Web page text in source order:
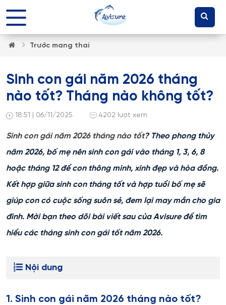
Trước mang thai
Sinh con gái năm 2026 tháng
nào tốt? Tháng nào không tốt?
18:51 | 06/11/2025 4202 lượt xem
Sinh con gái năm 2026 tháng nào tốt? Theo phong thủy
năm 2026, bố mẹ nên sinh con gái vào tháng 1, 3, 6, 8
hoặc tháng 12 để con thông minh, xinh đẹp và hòa đồng.
Kết hợp giữa sinh con tháng tốt và hợp tuổi bố mẹ sẽ
giúp con có cuộc sống suôn sẻ, đem lại may mắn cho gia
đình. Mời bạn theo dõi bài viết sau của Avisure để tìm
hiểu các tháng sinh con gái tốt năm 2026.
Nội dung
1. Sinh con gái năm 2026 tháng nào tốt?